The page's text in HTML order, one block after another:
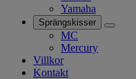
Yamaha
Sprängskisser
MC
Mercury
Villkor
Kontakt